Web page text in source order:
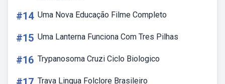
#14 Uma Nova Educação Filme Completo
#15 Uma Lanterna Funciona Com Tres Pilhas
#16 Trypanosoma Cruzi Ciclo Biologico
Trava Lingua Folclore Brasileiro